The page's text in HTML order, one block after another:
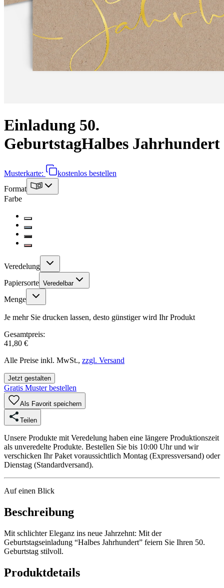
Einladung 50.
GeburtstagHalbes Jahrhundert
Musterkarte:
kostenlos bestellen
Format
Farbe
Veredelung
Papiersorte Veredelbar
Menge
Je mehr Sie drucken lassen, desto günstiger wird Ihr Produkt
Gesamtpreis:
41,80 €
Alle Preise inkl. MwSt., zzgl. Versand
Jetzt gestalten
Gratis Muster bestellen
Als Favorit speichern
Teilen
Unsere Produkte mit Veredelung haben eine längere Produktionszeit
als unveredelte Produkte. Bestellen Sie bis 10:00 Uhr und wir
verschicken Ihr Paket voraussichtlich Montag (Expressversand) oder
Dienstag (Standardversand).
Auf einen Blick
Beschreibung
Mit schlichter Eleganz ins neue Jahrzehnt: Mit der
Geburtstagseinladung “Halbes Jahrhundert” feiern Sie Ihren 50.
Geburtstag stilvoll.
Produktdetails